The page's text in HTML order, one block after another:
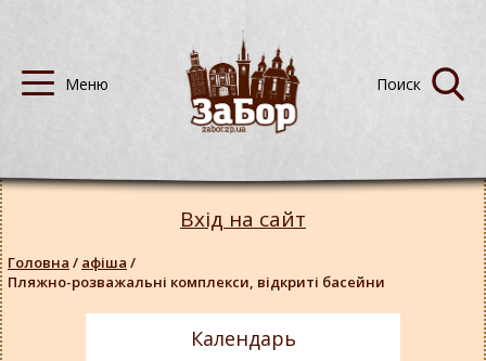
Вхід на сайт
Головна / афіша /
Пляжно-розважальні комплекси, відкриті басейни
Календарь